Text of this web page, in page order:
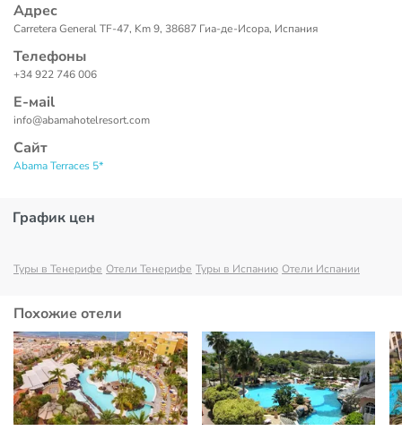
Адрес
Carretera General TF-47, Km 9, 38687 Гиа-де-Исора, Испания
Телефоны
+34 922 746 006
Е-маil
info@abamahotelresort.com
Сайт
Abama Terraces 5*
График цен
Туры в Тенерифе Отели Тенерифе Туры в Испанию Отели Испании
Похожие отели